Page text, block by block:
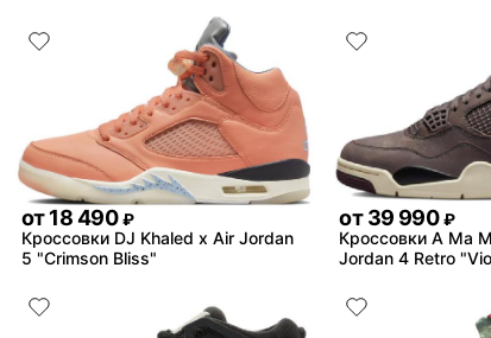
от18 490 ₽
Кроссовки DJ Khaled x Air Jordan
5 "Crimson Bliss"
от 39 990 ₽
Кроссовки A Ma
Jordan 4 Retro